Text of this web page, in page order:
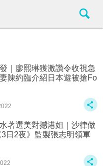
｜廖熙琳獲激讚令收視急
陳約臨介紹日本遊被搶Fo
著選美對撼港姐｜沙律做
日2夜》監製張志明領軍